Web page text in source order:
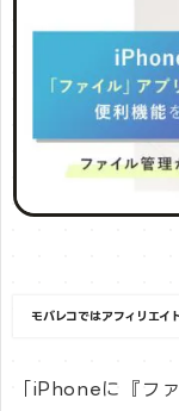
モバレコではアフィリエイ
「iPhoneに『フ